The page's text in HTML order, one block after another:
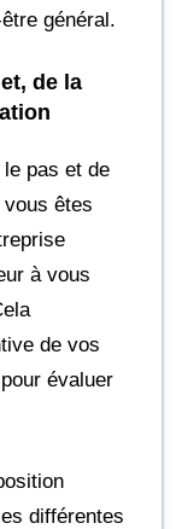
général.
de la
pas et de
êtes
à vous
de vos
évaluer
différentes